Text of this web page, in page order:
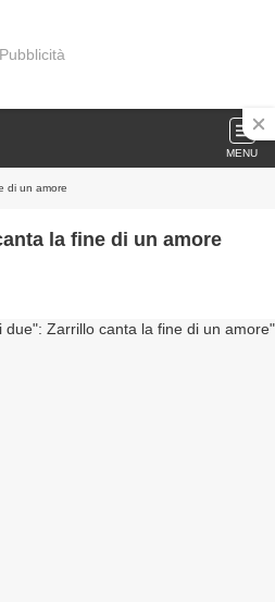
Pubblicità
MENU
di un amore
la fine di un amore